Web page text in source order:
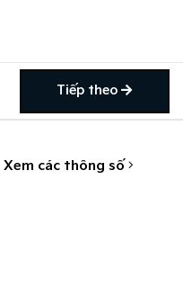
Tiếp theo
Xem các thông số